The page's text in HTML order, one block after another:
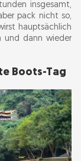
insgesamt,
pack nicht so,
hauptsächlich
und dann wieder
Boots-Tag